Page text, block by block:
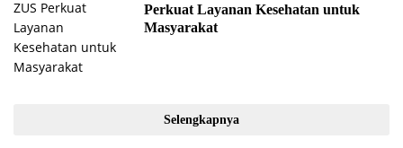
Perkuat Layanan Kesehatan untuk
Masyarakat
Selengkapnya